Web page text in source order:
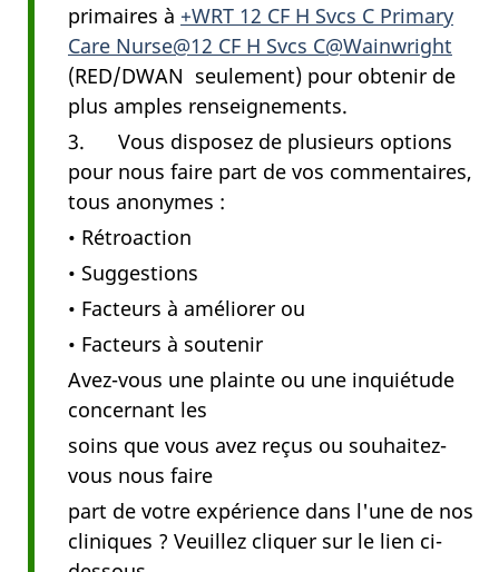
primaires à +WRT 12 CF H Svcs C Primary
Care Nurse@12 CF H Svcs C@Wainwright
(RED/DWAN seulement) pour obtenir de
plus amples renseignements.
3. Vous disposez de plusieurs options
pour nous faire part de vos commentaires,
tous anonymes :
• Rétroaction
• Suggestions
• Facteurs à améliorer ou
• Facteurs à soutenir
Avez-vous une plainte ou une inquiétude
concernant les
soins que vous avez reçus ou souhaitez-
vous nous faire
part de votre expérience dans l'une de nos
cliniques ? Veuillez cliquer sur le lien ci-